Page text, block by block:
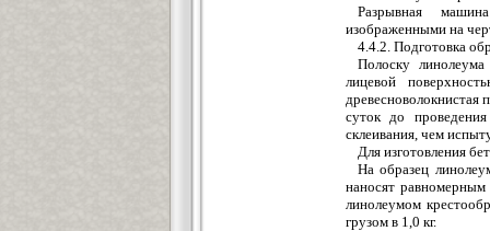
Разрывная
изображенными на
4.4.2. Подготовка
Полоску
лицевой
древесноволокнистая
суток до
склеивания, чем
Для изготовления
На образец
наносят
линолеумом
грузом в 1,0 кг.